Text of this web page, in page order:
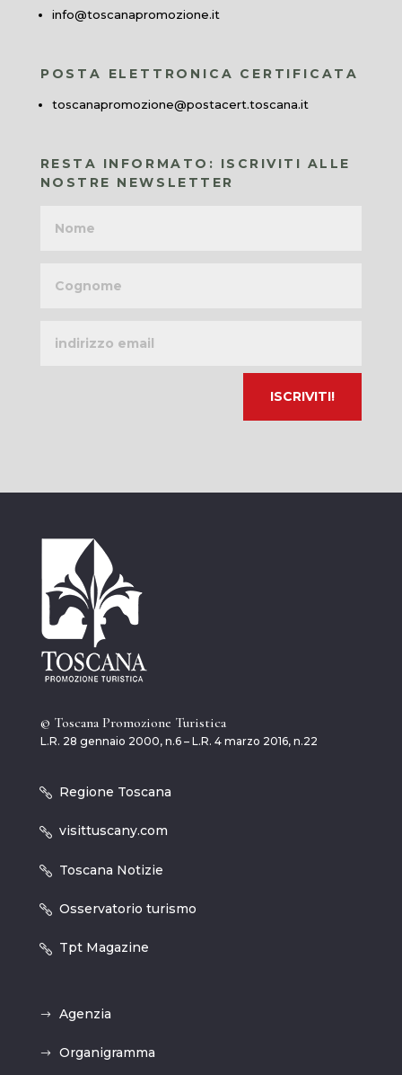
info@toscanapromozione.it
POSTA ELETTRONICA CERTIFICATA
toscanapromozione@postacert.toscana.it
RESTA INFORMATO: ISCRIVITI ALLE
NOSTRE NEWSLETTER
email
© Toscana Promozione Turistica
L.R. 28 gennaio 2000, n.6 – L.R. 4 marzo 2016, n.22
Regione Toscana
visittuscany.com
Toscana Notizie
Osservatorio turismo
Tpt Magazine
Agenzia
Organigramma